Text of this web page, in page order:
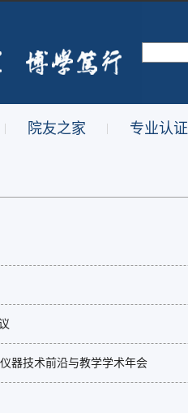
| 院友之家 | 专业认证
器技术前沿与教学学术年会